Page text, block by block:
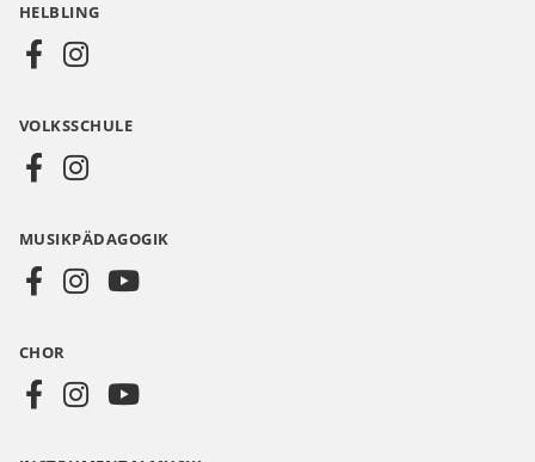
Social
AT
HELBLING
VOLKSSCHULE
MUSIKPÄDAGOGIK
CHOR